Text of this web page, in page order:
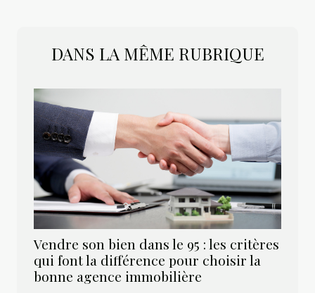
DANS LA MÊME RUBRIQUE
Vendre son bien dans le 95 : les critères
qui font la différence pour choisir la
bonne agence immobilière